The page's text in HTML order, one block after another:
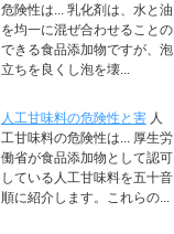
危険性は... 乳化剤は、水と油
を均一に混ぜ合わせることの
できる食品添加物ですが、泡
立ちを良くし泡を壊...
人工甘味料の危険性と害 人
工甘味料の危険性は... 厚生労
働省が食品添加物として認可
している人工甘味料を五十音
順に紹介します。これらの...